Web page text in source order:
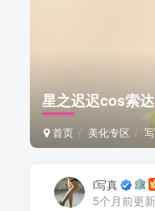
星之迟迟cos索
首页 美化专区
i写真
5个月前更新